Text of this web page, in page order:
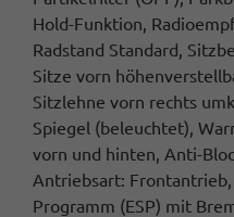
Hold-Funktion,
Radstand Standard,
Sitze vorn
Sitzlehne vorn rechts
Spiegel (beleuchtet),
vorn und hinten, Anti-
Antriebsart:
Programm (ESP) mit